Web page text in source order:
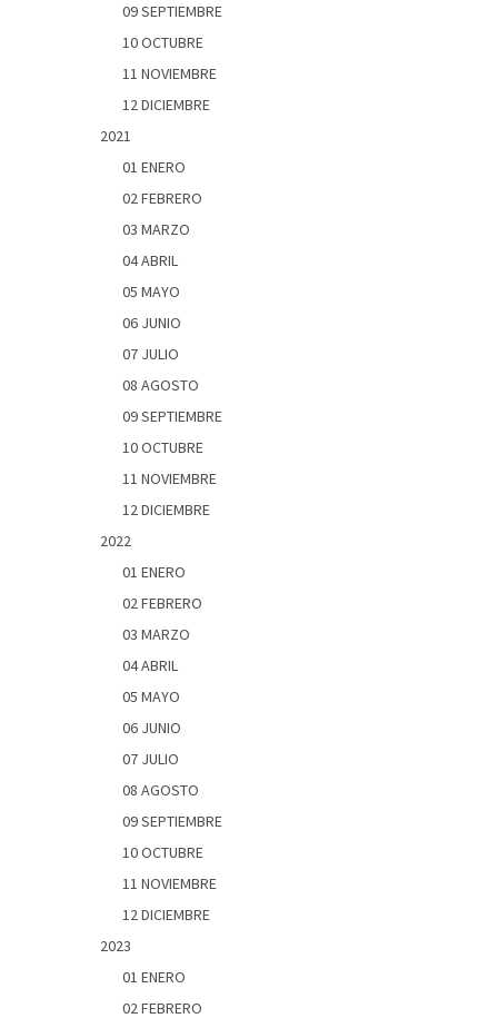
09 SEPTIEMBRE
10 OCTUBRE
11 NOVIEMBRE
12 DICIEMBRE
2021
01 ENERO
02 FEBRERO
03 MARZO
04 ABRIL
05 MAYO
06 JUNIO
07 JULIO
08 AGOSTO
09 SEPTIEMBRE
10 OCTUBRE
11 NOVIEMBRE
12 DICIEMBRE
2022
01 ENERO
02 FEBRERO
03 MARZO
04 ABRIL
05 MAYO
06 JUNIO
07 JULIO
08 AGOSTO
09 SEPTIEMBRE
10 OCTUBRE
11 NOVIEMBRE
12 DICIEMBRE
2023
01 ENERO
02 FEBRERO